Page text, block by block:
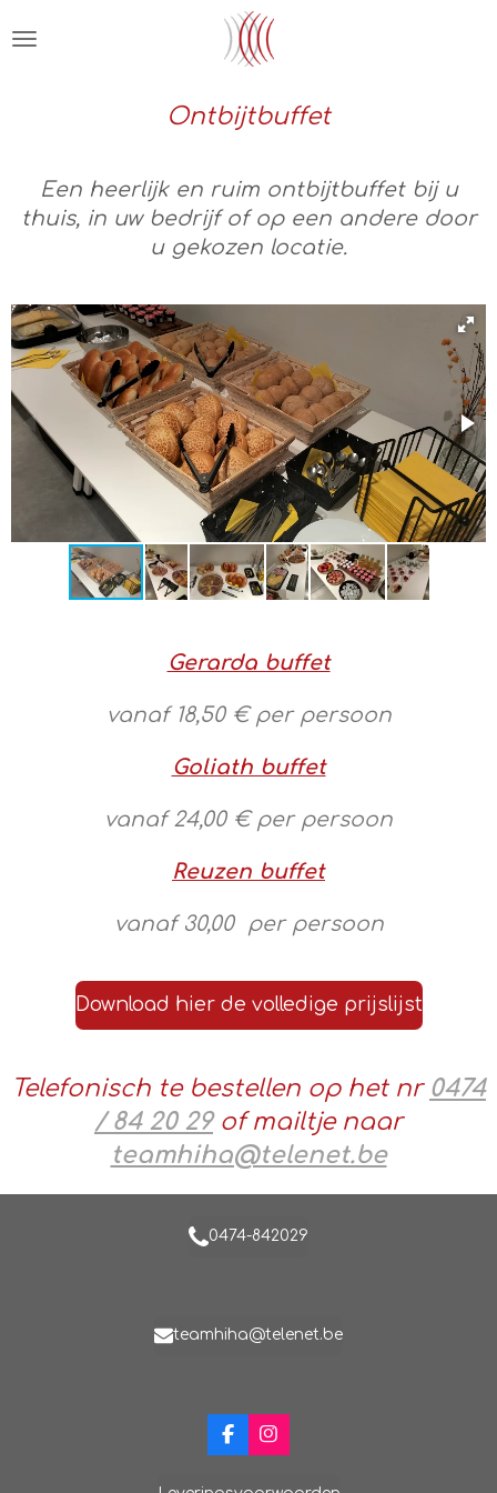
direct
Ontbijtbuffet
Een heerlijk en ruim ontbijtbuffet bij u
thuis, in uw bedrijf of op een andere door
u gekozen locatie.
Gerarda buffet
vanaf 18,50 € per persoon
Goliath buffet
vanaf 24,00 € per persoon
Reuzen buffet
vanaf 30,00 per persoon
Download hier de volledige prijslijst
Telefonisch te bestellen op het nr 0474
/ 84 20 29of mailtje naar
teamhiha@telenet.be
0474-842029
teamhiha@telenet.be
F
a
I
n